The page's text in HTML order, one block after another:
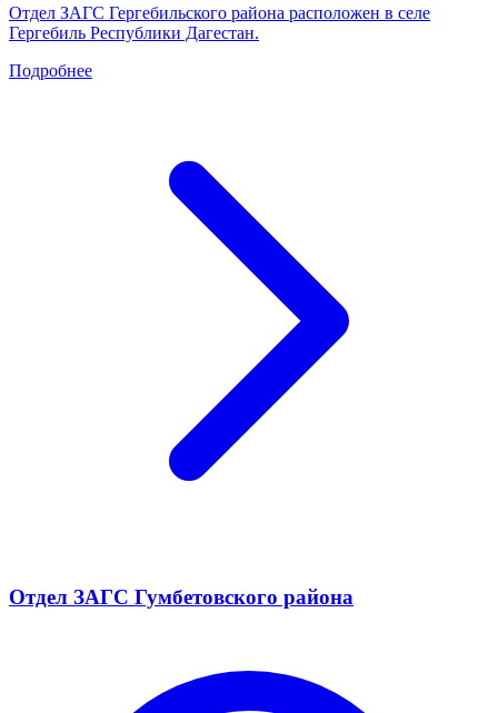
Отдел ЗАГС Гергебильского района расположен в селе
Гергебиль Республики Дагестан.
Подробнее
Отдел ЗАГС Гумбетовского района